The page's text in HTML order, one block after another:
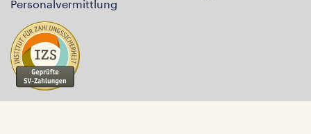
Personalvermittlung